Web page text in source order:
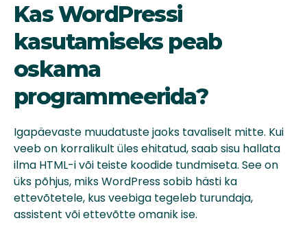
Kas WordPressi
kasutamiseks peab
oskama
programmeerida?
Igapäevaste muudatuste jaoks tavaliselt mitte. Kui
veeb on korralikult üles ehitatud, saab sisu hallata
ilma HTML-i või teiste koodide tundmiseta. See on
üks põhjus, miks WordPress sobib hästi ka
ettevõtetele, kus veebiga tegeleb turundaja,
assistent või ettevõtte omanik ise.